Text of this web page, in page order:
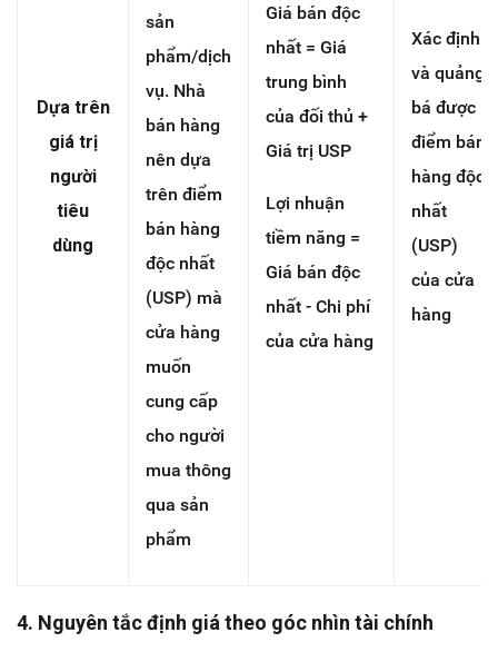
Dựa trên
giá trị
người
tiêu
dùng
sản
phẩm/dịch
vụ. Nhà
bán hàng
nên dựa
trên điểm
bán hàng
độc nhất
(USP) mà
cửa hàng
muốn
cung cấp
cho người
mua thông
qua sản
phẩm
Giá bán độc
nhất = Giá
trung bình
của đối thủ +
Giá trị USP
Lợi nhuận
tiềm năng =
Giá bán độc
nhất - Chi phí
của cửa hàng
Xác định
và quảng
bá được
điểm bán
hàng độc
nhất
(USP)
của cửa
hàng
4. Nguyên tắc định giá theo góc nhìn tài chính